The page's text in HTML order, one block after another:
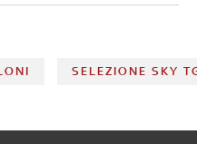
SELEZIONE SKY